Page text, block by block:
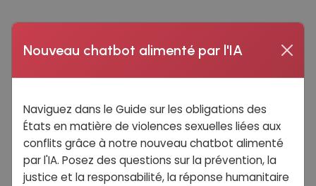
Nouveau chatbot alimenté par l'IA
Naviguez dans le Guide sur les obligations des
États en matière de violences sexuelles liées aux
conflits grâce à notre nouveau chatbot alimenté
par l'IA. Posez des questions sur la prévention, la
justice et la responsabilité, la réponse humanitaire